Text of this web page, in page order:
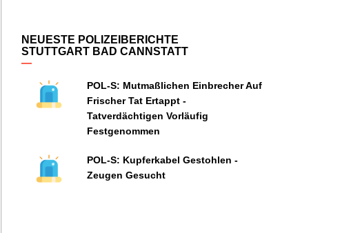
NEUESTE POLIZEIBERICHTE
STUTTGART BAD CANNSTATT
POL-S: Mutmaßlichen Einbrecher Auf
Frischer Tat Ertappt -
Tatverdächtigen Vorläufig
Festgenommen
POL-S: Kupferkabel Gestohlen -
Zeugen Gesucht